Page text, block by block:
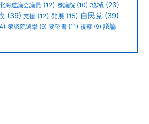
海道議会議員 (12) 参議院 (10) 地域 (23)
(39) 支援 (12) 発展 (15) 自民党 (39)
衆議院選挙 (9) 要望書 (11) 視察 (9) 議論